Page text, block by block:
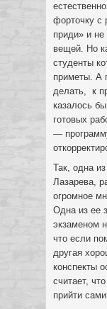
форточку с
приди» и
вещей. Но
студенты
приметы. А
делать, к
казалось
готовых
—
Так, одна
Лазарева,
огромное
Одна из ее
экзаменом
что если
другая
конспекты
считает,
прийти